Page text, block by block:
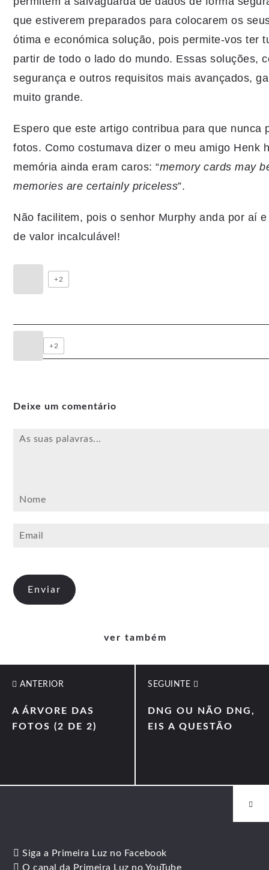
que estiverem preparados para colocarem os
ótima e económica solução, pois permite-vos ter
partir de todo o lado do mundo. Essas soluções,
segurança e outros requisitos mais avançados,
muito grande.
Espero que este artigo contribua para que nunca
fotos. Como costumava dizer o meu amigo Henk
memória ainda eram caros: “memory cards may
memories are certainly priceless”.
Não facilitem, pois o senhor Murphy anda por aí
de valor incalculável!
+2
+2
Deixe um comentário
ver também
ANTERIOR
A ÁRVORE DAS
FOTOS (2 DE 2)
SEGUINTE
DNG OU NÃO DNG,
EIS A QUESTÃO
Siga a Primeira Luz no Facebook
O canal da Primeira Luz no YouTube